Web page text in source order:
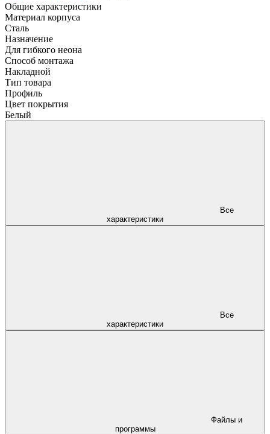
Общие характеристики
Материал корпуса
Сталь
Назначение
Для гибкого неона
Способ монтажа
Накладной
Тип товара
Профиль
Цвет покрытия
Белый
характеристики
характеристики
программы